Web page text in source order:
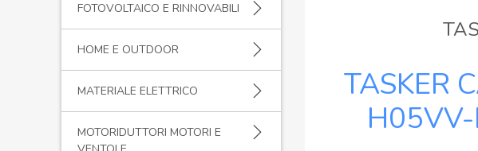
FOTOVOLTAICO E RINNOVABILI
HOME E OUTDOOR
MATERIALE ELETTRICO
MOTORIDUTTORI MOTORI E
TASKER